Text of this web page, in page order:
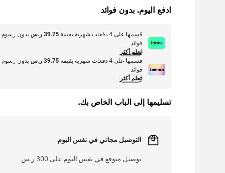
ادفع اليوم. بدون فوائد
قسمها على 4 دفعات شهرية بقيمة 39.75 ر.س
بدون رسوم
فوائد
تعلم أكثر
قسمها على 4 دفعات شهرية بقيمة
39.75 ر.س
بدون رسوم
فوائد
تعلم أكثر
تسليمها إلى الباب الخاص بك.
التوصيل مجاني في نفس اليوم
توصيل متوقع في نفس اليوم على 300 ر.س